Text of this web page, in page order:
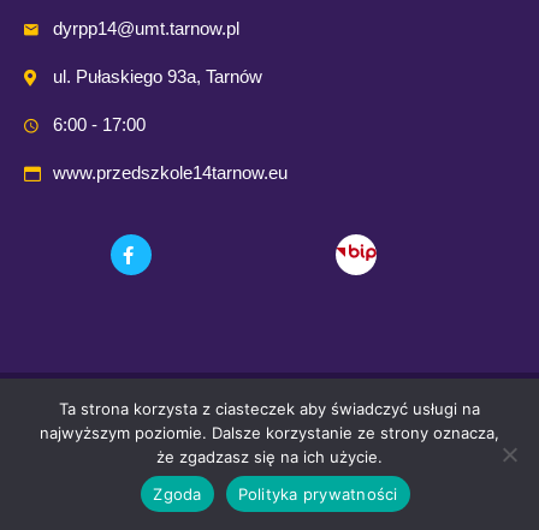
dyrpp14@umt.tarnow.pl
ul. Pułaskiego 93a, Tarnów
6:00 - 17:00
www.przedszkole14tarnow.eu
© 2021 Przedszkole Publiczne nr. 14 w Tarnowie
Wykonanie i opieka techniczna:Comp-Web Studio
Ta strona korzysta z ciasteczek aby świadczyć usługi na
najwyższym poziomie. Dalsze korzystanie ze strony oznacza,
że zgadzasz się na ich użycie.
Zgoda
Polityka prywatności